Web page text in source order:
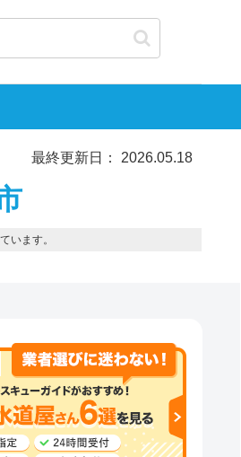
最終更新日： 2026.05.18
います。